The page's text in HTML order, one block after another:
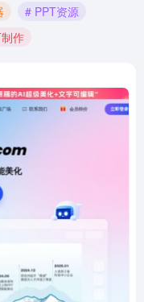
# PPT资源
作